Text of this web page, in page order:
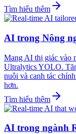
Tìm hiểu thêm
AI trong Nông
Mang AI thị giác vào
Ultralytics YOLO.
nuôi và canh tác
hơn.
Tìm hiểu thêm
AI trong ngành